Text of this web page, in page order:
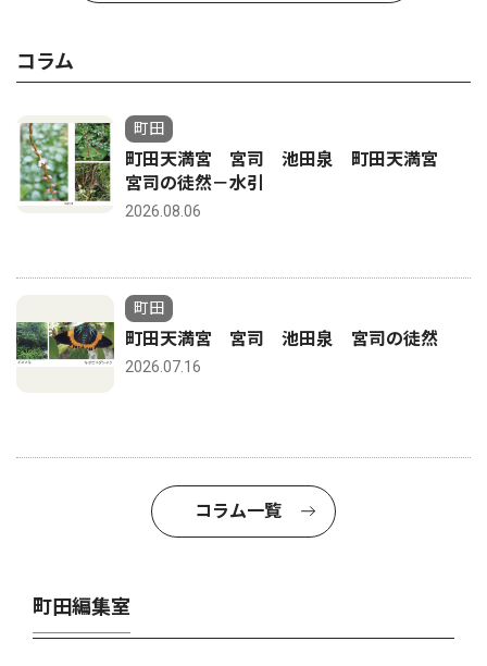
コラム
町田
町田天満宮 宮司 池田泉 町田天満宮
宮司の徒然－水引
2026.08.06
町田
町田天満宮 宮司 池田泉 宮司の徒然
2026.07.16
コラム一覧
町田編集室